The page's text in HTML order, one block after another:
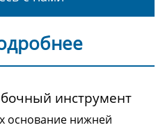
инструмент
основание нижней